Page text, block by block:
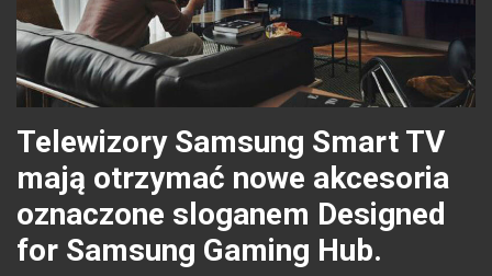
Telewizory Samsung Smart TV
mają otrzymać nowe akcesoria
oznaczone sloganem Designed
for Samsung Gaming Hub.